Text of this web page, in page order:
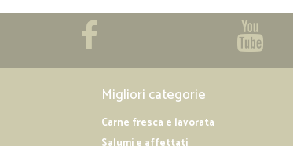
Migliori categorie
Carne fresca e lavorata